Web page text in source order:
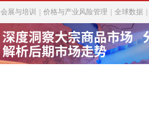
会展与培训 价格与产业风险管理 全球数据